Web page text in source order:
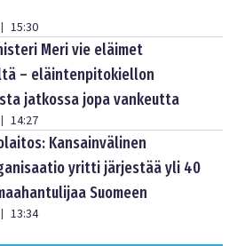
| 15:30
Meri vie eläimet
– eläintenpitokiellon
jatkossa jopa vankeutta
| 14:27
Kansainvälinen
yritti järjestää yli 40
Suomeen
| 13:34